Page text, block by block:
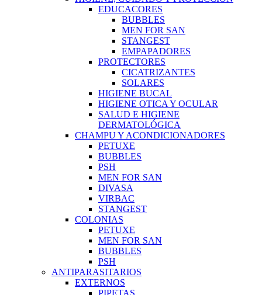
EDUCACORES
BUBBLES
MEN FOR SAN
STANGEST
EMPAPADORES
PROTECTORES
CICATRIZANTES
SOLARES
HIGIENE BUCAL
HIGIENE OTICA Y OCULAR
SALUD E HIGIENE
DERMATOLÓGICA
CHAMPU Y ACONDICIONADORES
PETUXE
BUBBLES
PSH
MEN FOR SAN
DIVASA
VIRBAC
STANGEST
COLONIAS
PETUXE
MEN FOR SAN
BUBBLES
PSH
ANTIPARASITARIOS
EXTERNOS
PIPETAS